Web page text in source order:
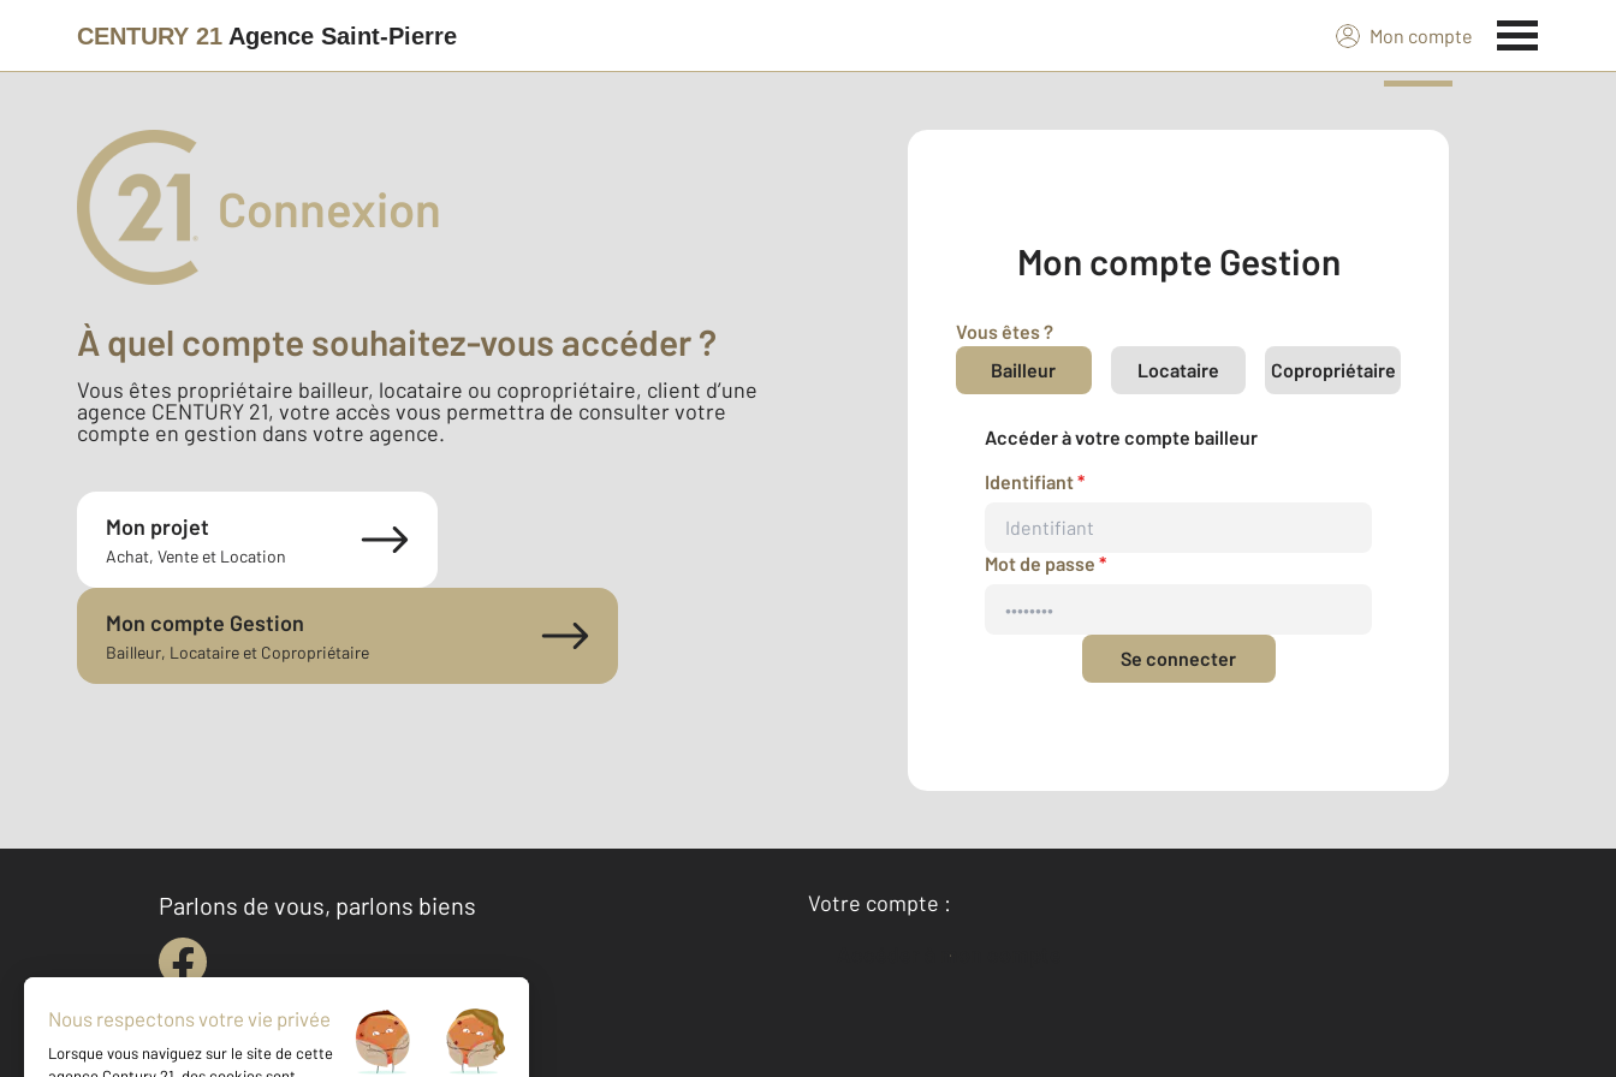
CENTURY 21 Agence Saint-Pierre Mon compte
Connexion
À quel compte souhaitez-vous accéder ?
Vous êtes propriétaire bailleur, locataire ou copropriétaire, client d’une
agence CENTURY 21, votre accès vous permettra de consulter votre
compte en gestion dans votre agence.
Mon projet
Achat, Vente et Location
Mon compte Gestion
Bailleur, Locataire et Copropriétaire
Mon compte Gestion
Vous êtes ?
Bailleur
Locataire Copropriétaire
Accéder à votre compte bailleur
Identifiant*
Mot de passe *
Se connecter
Parlons de vous, parlons biens
Votre compte :
Accéder à mon compte